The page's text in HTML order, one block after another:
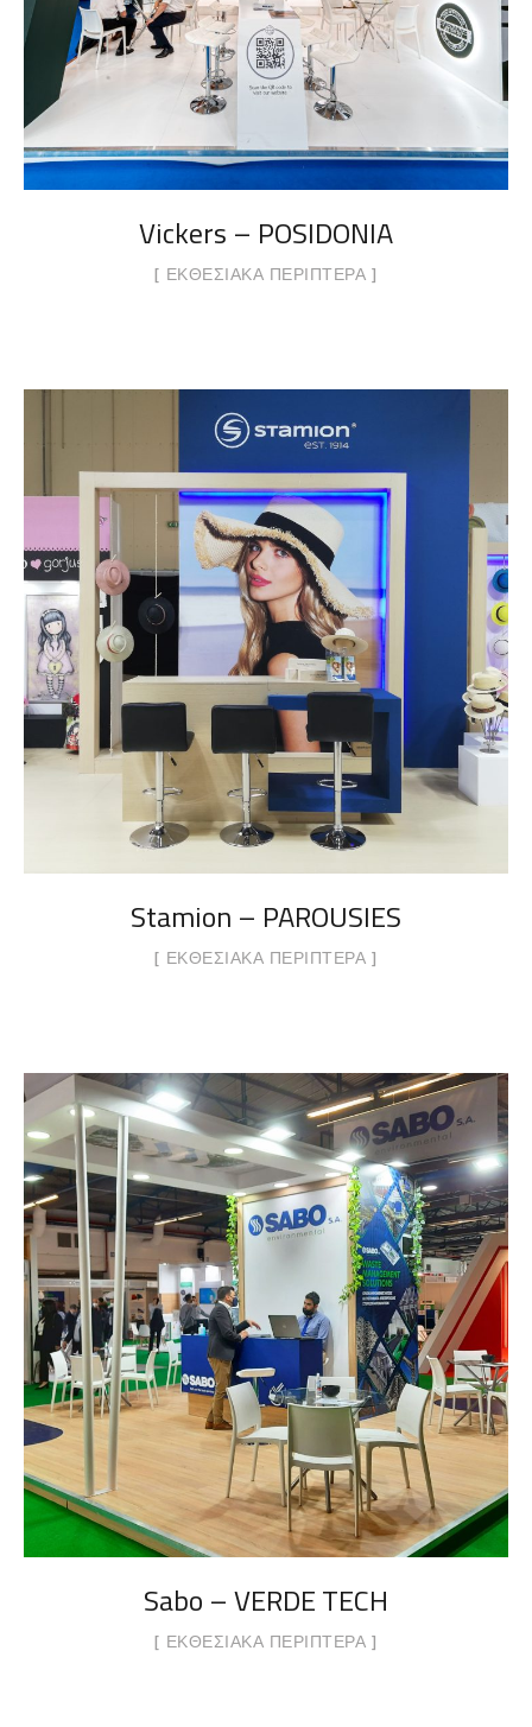
Vickers – POSIDONIA
ΕΚΘΕΣΙΑΚΆ ΠΕΡΊΠΤΕΡΑ
Stamion – PAROUSIES
ΕΚΘΕΣΙΑΚΆ ΠΕΡΊΠΤΕΡΑ
Sabo – VERDE TECH
ΕΚΘΕΣΙΑΚΆ ΠΕΡΊΠΤΕΡΑ